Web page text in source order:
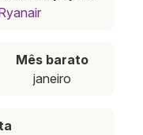
Mês barato
janeiro